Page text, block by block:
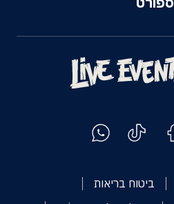
ביטוח בריאות